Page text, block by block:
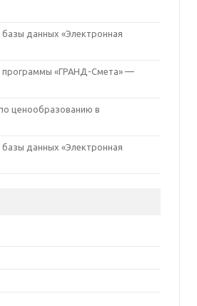
данных «Электронная
программы «ГРАНД-Смета» —
ценообразованию в
данных «Электронная